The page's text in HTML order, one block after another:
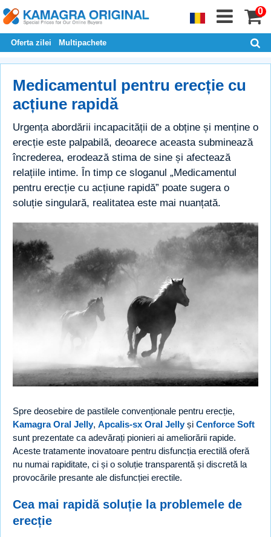
0
Oferta zilei Multipachete
Medicamentul pentru erecție cu
acțiune rapidă
Urgența abordării incapacității de a obține și menține o
erecție este palpabilă, deoarece aceasta subminează
încrederea, erodează stima de sine și afectează
relațiile intime. În timp ce sloganul „Medicamentul
pentru erecție cu acțiune rapidă” poate sugera o
soluție singulară, realitatea este mai nuanțată.
Spre deosebire de pastilele convenționale pentru erecție,
Kamagra Oral Jelly, Apcalis-sx Oral Jellyși Cenforce Soft
sunt prezentate ca adevărați pionieri ai ameliorării rapide.
Aceste tratamente inovatoare pentru disfuncția erectilă oferă
nu numai rapiditate, ci și o soluție transparentă și discretă la
provocările presante ale disfuncției erectile.
Cea mai rapidă soluție la problemele de
erecție